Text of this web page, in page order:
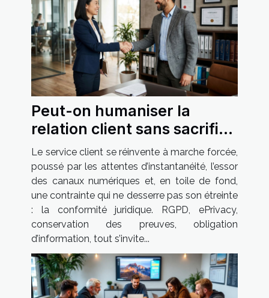
Peut-on humaniser la
relation client sans sacrifier
la conformité juridique ?
Le service client se réinvente à marche forcée,
poussé par les attentes d’instantanéité, l’essor
des canaux numériques et, en toile de fond,
une contrainte qui ne desserre pas son étreinte
: la conformité juridique. RGPD, ePrivacy,
conservation des preuves, obligation
d’information, tout s’invite...